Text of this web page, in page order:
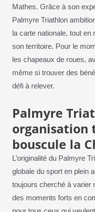
Mathes. Grâce à son
Palmyre Triathlon
la carte nationale, tout
son territoire. Pour le
les chapeaux de roues,
même si trouver des
défi à relever.
Palmyre
organisation
bouscule la
L’originalité du Palmyre
globale du sport en plein
toujours cherché à varier
des moments forts en